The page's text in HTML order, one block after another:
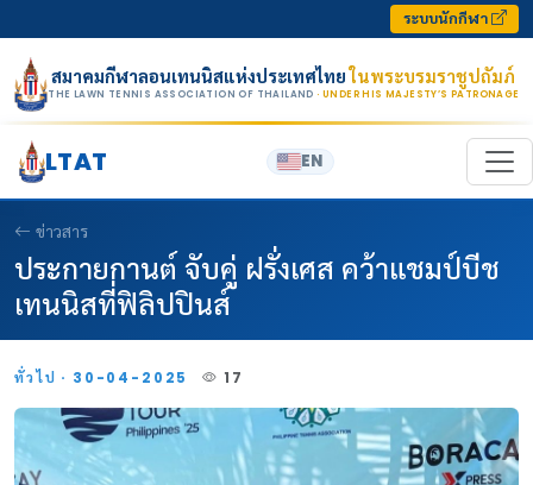
ระบบนักกีฬา
สมาคมกีฬาลอนเทนนิสแห่งประเทศไทยในพระบรมราชูปถัมภ์
THE LAWN TENNIS ASSOCIATION OF THAILAND · UNDER HIS MAJESTY’S PATRONAGE
LTAT EN
ข่าวสาร
ประกายกานต์ จับคู่ ฝรั่งเศส คว้าแชมป์บีช
เทนนิสที่ฟิลิปปินส์
ทั่วไป · 30-04-2025 17